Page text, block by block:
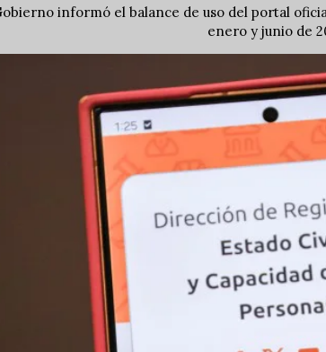
informó el balance de uso del portal
enero y junio de